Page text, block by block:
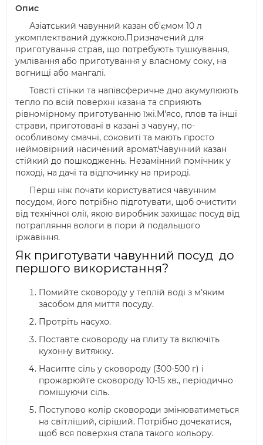
Опис
Азіатський чавунний казан об'ємом 10 л
укомплектваний дужкою.Призначений для
приготування страв, що потребують тушкування,
умлівання або приготування у власному соку, на
вогнищі або мангалі.
Товсті стінки та напівсферичне дно акумулюють
тепло по всій поверхні казана та сприяють
рівномірному приготуванню їжі.М'ясо, плов та інші
страви, приготовані в казані з чавуну, по-
особливому смачні, соковиті та мають просто
неймовірний насичений аромат.Чавунний казан
стійкий до пошкодженнь. Незамінний помічник у
поході, на дачі та відпочинку на природі.
Перш ніж почати користуватися чавунним
посудом, його потрібно підготувати, щоб очистити
від технічної олії, якою виробник захищає посуд від
потрапляння вологи в пори й подальшого
іржавіння.
Як приготувати чавунний посуд до
першого використання?
Помийте сковороду у теплій воді з м’яким
засобом для миття посуду.
Протріть насухо.
Поставте сковороду на плиту та включіть
кухонну витяжку.
Насипте сіль у сковороду (300-500 г) і
прожарюйте сковороду 10-15 хв., періодично
помішуючи сіль.
Поступово колір сковороди змінюватиметься
на світліший, сіріший. Потрібно дочекатися,
щоб вся поверхня стала такого кольору.